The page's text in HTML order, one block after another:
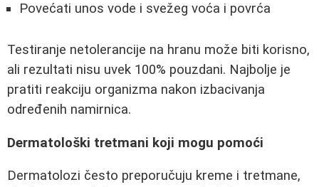
Povećati unos vode i svežeg voća i povrća
Testiranje netolerancije na hranu može biti korisno,
ali rezultati nisu uvek 100% pouzdani. Najbolje je
pratiti reakciju organizma nakon izbacivanja
određenih namirnica.
Dermatološki tretmani koji mogu pomoći
Dermatolozi često preporučuju kreme i tretmane,